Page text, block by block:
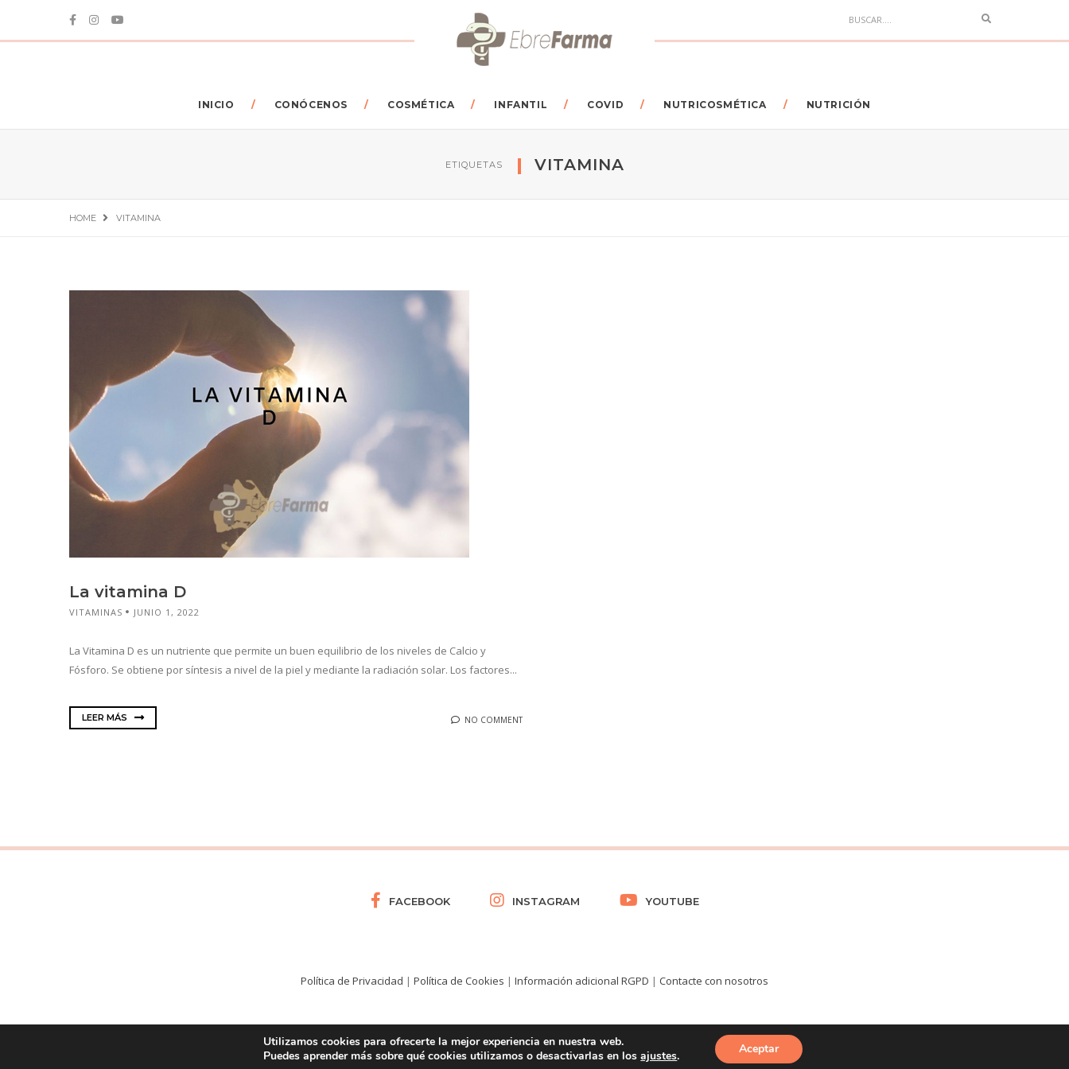
Search
INICIO CONÓCENOS COSMÉTICA INFANTIL COVID NUTRICOSMÉTICA NUTRICIÓN
ETIQUETAS VITAMINA
HOME VITAMINA
La vitamina D
VITAMINAS JUNIO 1, 2022
La Vitamina D es un nutriente que permite un buen equilibrio de los niveles de Calcio y
Fósforo. Se obtiene por síntesis a nivel de la piel y mediante la radiación solar. Los factores...
LEER MÁS NO COMMENT
FACEBOOK INSTAGRAM YOUTUBE
Política de Privacidad | Política de Cookies | Información adicional RGPD | Contacte con nosotros
© 2021 COPYRIGHT © EBREFARMA TODOS LOS DERECHOS RESERVADOS.
Utilizamos cookies para ofrecerte la mejor experiencia en nuestra web.
Puedes aprender más sobre qué cookies utilizamos o desactivarlas en losajustes. Aceptar